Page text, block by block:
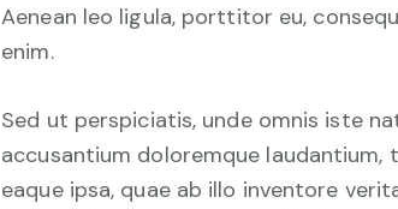
Aenean leo ligula, porttitor eu,
enim.
Sed ut perspiciatis, unde omnis iste
accusantium doloremque laudantium,
eaque ipsa, quae ab illo inventore